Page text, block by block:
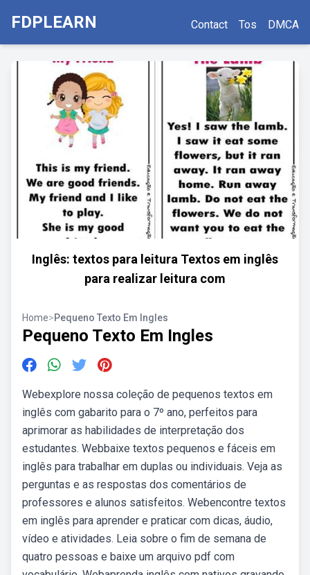
FDPLEARN Contact Tos DMCA
Inglês: textos para leitura Textos em inglês
para realizar leitura com
Home>Pequeno Texto Em Ingles
Pequeno Texto Em Ingles
Webexplore nossa coleção de pequenos textos em
inglês com gabarito para o 7º ano, perfeitos para
aprimorar as habilidades de interpretação dos
estudantes. Webbaixe textos pequenos e fáceis em
inglês para trabalhar em duplas ou individuais. Veja as
perguntas e as respostas dos comentários de
professores e alunos satisfeitos. Webencontre textos
em inglês para aprender e praticar com dicas, áudio,
vídeo e atividades. Leia sobre o fim de semana de
quatro pessoas e baixe um arquivo pdf com